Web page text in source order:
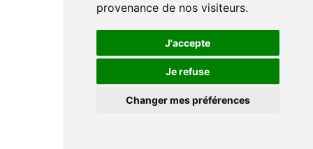
provenance de nos visiteurs.
J'accepte
Je refuse
Changer mes préférences